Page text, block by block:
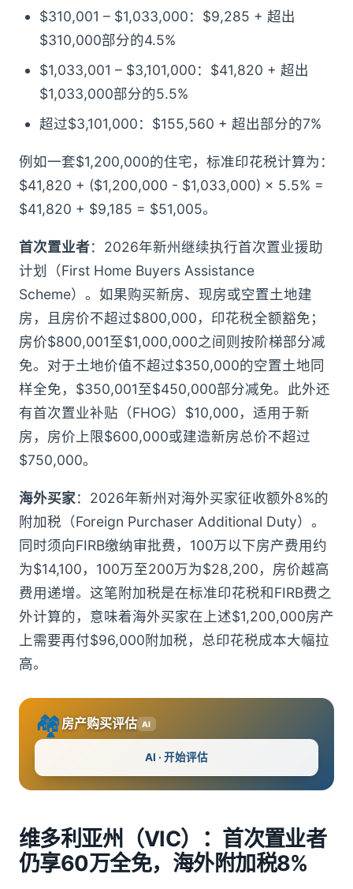
$310,001 – $1,033,000：$9,285 + 超出
$310,000部分的4.5%
$1,033,001 – $3,101,000：$41,820 + 超出
$1,033,000部分的5.5%
超过$3,101,000：$155,560 + 超出部分的7%
例如一套$1,200,000的住宅，标准印花税计算为：
$41,820 + ($1,200,000 - $1,033,000) × 5.5% =
$41,820 + $9,185 = $51,005。
首次置业者：2026年新州继续执行首次置业援助
计划（First Home Buyers Assistance
Scheme）。如果购买新房、现房或空置土地建
房，且房价不超过$800,000，印花税全额豁免；
房价$800,001至$1,000,000之间则按阶梯部分减
免。对于土地价值不超过$350,000的空置土地同
样全免，$350,001至$450,000部分减免。此外还
有首次置业补贴（FHOG）$10,000，适用于新
房，房价上限$600,000或建造新房总价不超过
$750,000。
海外买家：2026年新州对海外买家征收额外8%的
附加税（Foreign Purchaser Additional Duty）。
同时须向FIRB缴纳审批费，100万以下房产费用约
为$14,100，100万至200万为$28,200，房价越高
费用递增。这笔附加税是在标准印花税和FIRB费之
外计算的，意味着海外买家在上述$1,200,000房产
上需要再付$96,000附加税，总印花税成本大幅拉
高。
🏘️ 房产购买评估 AI
AI · 开始评估
维多利亚州（VIC）：首次置业者
仍享60万全免，海外附加税8%